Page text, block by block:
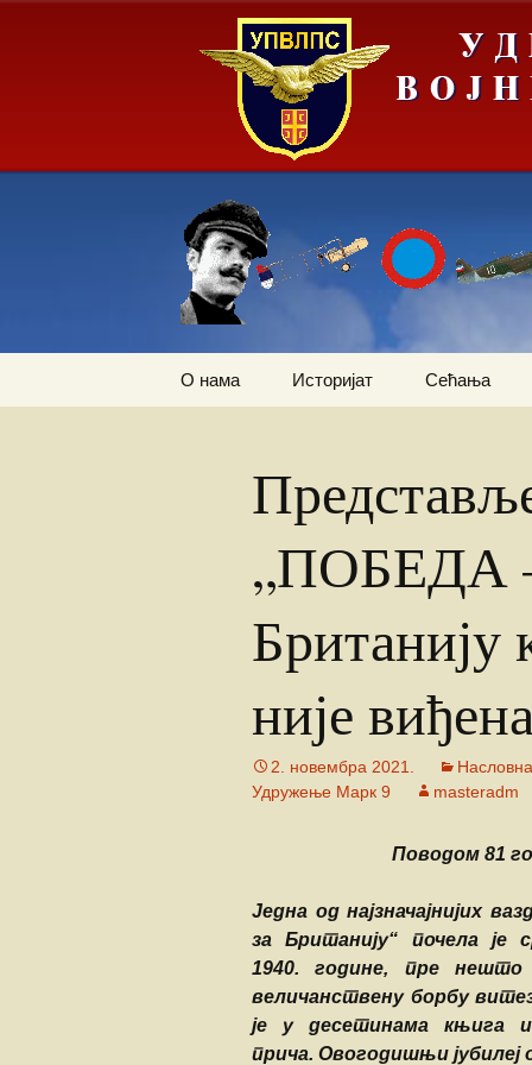
О нама Историјат
Падобранци
Настанак и развој
Сећања
Залеђивање
Турбуленција
авионом Ан-
Обарање
Од „Црних
„Рисова са
Јастребови
Маховљана
„ПОБЕДА –
Британију
није
2. новембра 2021. Насловна
Удружење Марк 9
masteradm
Поводом 81
Једна од најзначајнијих
за Британију“ почела је
1940. године, пре
величанствену борбу
је у десетинама књига
прича. Овогодишњи јубилеј